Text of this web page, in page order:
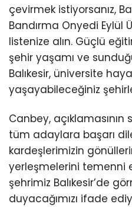
çevirmek istiyorsanız,
Bandırma Onyedi Eylül
listenize alın. Güçlü
şehir yaşamı ve
Balıkesir, üniversite
yaşayabileceğiniz
Canbey,
tüm adaylara başarı
kardeşlerimizin
yerleşmelerini temenni
şehrimiz Balıkesir’de
duyacağımızı ifade